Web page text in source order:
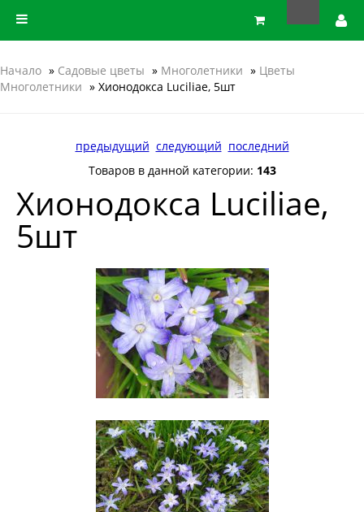
Начало » Садовые цветы » Многолетники » Цветы
Многолетники » Хионодокса Luciliae, 5шт
предыдущий следующий последний
Товаров в данной категории: 143
Хионодокса Luciliae,
5шт